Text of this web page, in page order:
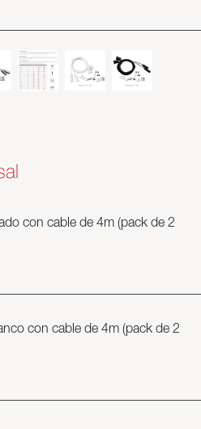
con cable de 4m (pack de 2
con cable de 4m (pack de 2